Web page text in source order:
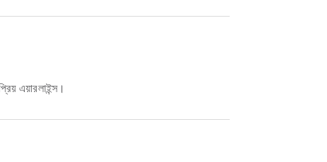
এয়ারলাইন্স।